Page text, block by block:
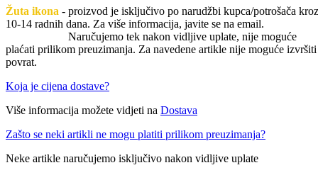
Žuta ikona - proizvod je isključivo po narudžbi kupca/potrošača kroz
10-14 radnih dana. Za više informacija, javite se na email.
Naručujemo tek nakon vidljive uplate, nije moguće
plaćati prilikom preuzimanja. Za navedene artikle nije moguće izvršiti
povrat.
Koja je cijena dostave?
Više informacija možete vidjeti na Dostava
Zašto se neki artikli ne mogu platiti prilikom preuzimanja?
Neke artikle naručujemo isključivo nakon vidljive uplate